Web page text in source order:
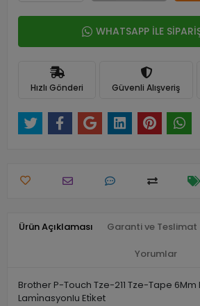
WHATSAPP İLE
Hızlı Gönderi Güvenli Alışveriş
Ürün Açıklaması Garanti ve Teslimat
Yorumlar
Brother P-Touch Tze-211 Tze-Tape
Lami̇nasyonlu Eti̇ket